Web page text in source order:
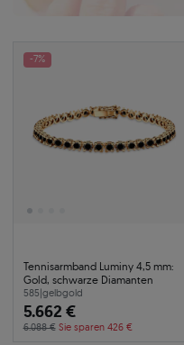
-7%
Tennisarmband Luminy 4,5 mm:
Gold, schwarze Diamanten
585|gelbgold
5.662 €
6.088 € Sie sparen 426 €